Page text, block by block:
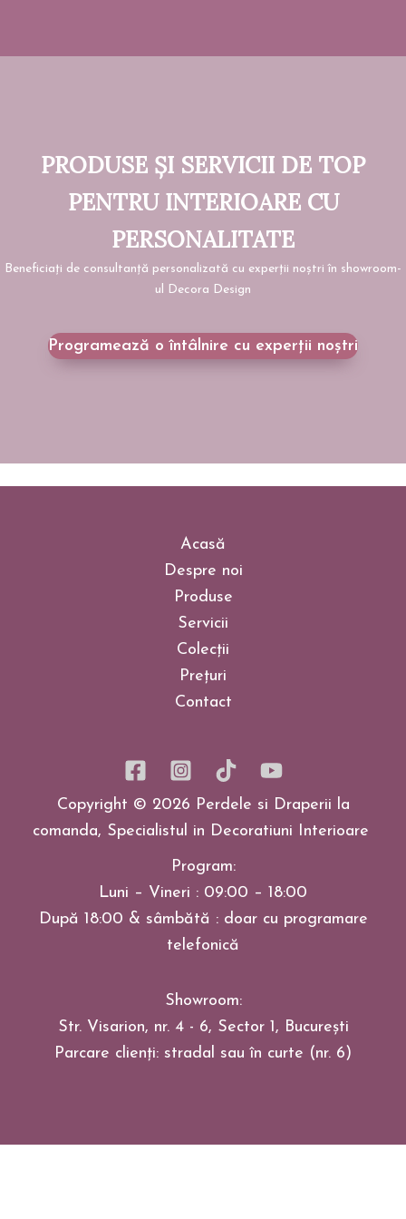
PRODUSE ȘI SERVICII DE TOP
PENTRU INTERIOARE CU
PERSONALITATE
Beneficiați de consultanță personalizată cu experții noștri în showroom-
ul Decora Design
Programează o întâlnire cu experții noștri
Acasă
Despre noi
Produse
Servicii
Colecții
Prețuri
Contact
Copyright © 2026 Perdele si Draperii la
comanda, Specialistul in Decoratiuni Interioare
Program:
Luni – Vineri : 09:00 – 18:00
După 18:00 & sâmbătă : doar cu programare
telefonică
Showroom:
Str. Visarion, nr. 4 - 6, Sector 1, București
Parcare clienți: stradal sau în curte (nr. 6)